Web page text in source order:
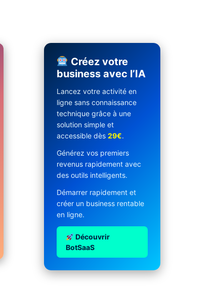
Créez votre
business avec l’IA
Lancez votre activité en
ligne sans connaissance
technique grâce à une
solution simple et
accessible dès 29€.
Générez vos premiers
revenus rapidement avec
des outils intelligents.
Démarrer rapidement et
créer un business rentable
en ligne.
Découvrir
BotSaaS